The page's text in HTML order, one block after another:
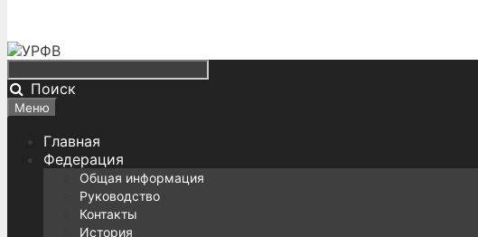
Поиск
Меню
Главная
Федерация
Общая информация
Руководство
Контакты
История